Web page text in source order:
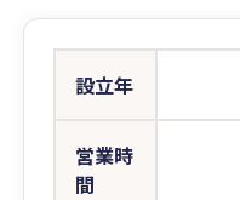
設立年
営業時
間